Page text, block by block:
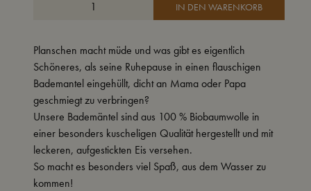
IN DEN WARENKORB
Planschen macht müde und was gibt es eigentlich
Schöneres, als seine Ruhepause in einen flauschigen
Bademantel eingehüllt, dicht an Mama oder Papa
geschmiegt zu verbringen?
Unsere Bademäntel sind aus 100 % Biobaumwolle in
einer besonders kuscheligen Qualität hergestellt und mit
leckeren, aufgestickten Eis versehen.
So macht es besonders viel Spaß, aus dem Wasser zu
kommen!